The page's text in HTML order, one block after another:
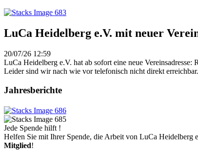
LuCa Heidelberg e.V. mit neuer
20/07/26 12:59
LuCa Heidelberg e.V. hat ab sofort eine neue Vereinsadresse:
Leider sind wir nach wie vor telefonisch nicht direkt erreichbar.
Jahresberichte
Jede Spende hilft !
Helfen Sie mit Ihrer Spende, die Arbeit von LuCa Heidelberg
Mitglied!